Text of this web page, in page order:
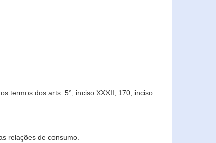
termos dos arts. 5°, inciso XXXII, 170, inciso
relações de consumo.